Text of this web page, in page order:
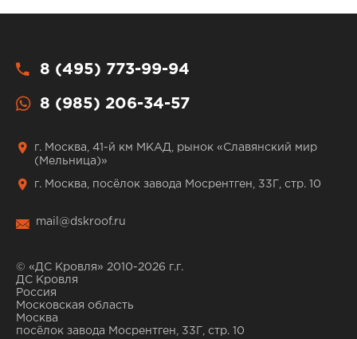
8 (495) 773-99-94
8 (985) 206-34-57
г. Москва, 41-й км МКАД, рынок «Славянский мир
(Мельница)»
г. Москва, посёлок завода Мосрентген, 33Г, стр. 10
mail@dskroof.ru
© «ДС Кровля» 2010-2026 г.г.
ДС Кровля
Россия
Московская область
Москва
посёлок завода Мосрентген, 33Г, стр. 10